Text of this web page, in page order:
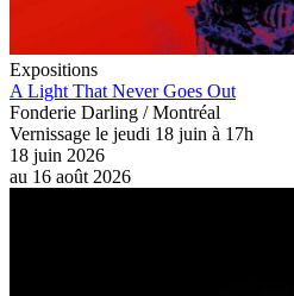
Expositions
A Light That Never Goes Out
Fonderie Darling / Montréal
Vernissage le jeudi 18 juin à 17h
18 juin 2026
au 16 août 2026